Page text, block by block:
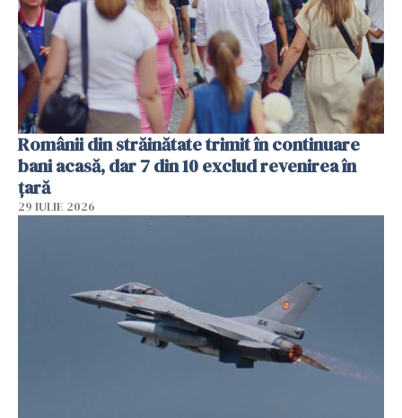
Românii din străinătate trimit în continuare
bani acasă, dar 7 din 10 exclud revenirea în
țară
29 IULIE 2026